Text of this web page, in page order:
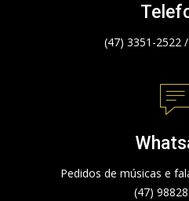
(47) 3351-2522
Pedidos de músicas e
(47)